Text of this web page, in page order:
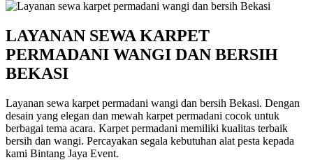
LAYANAN SEWA KARPET
PERMADANI WANGI DAN BERSIH
BEKASI
Layanan sewa karpet permadani wangi dan bersih Bekasi. Dengan
desain yang elegan dan mewah karpet permadani cocok untuk
berbagai tema acara. Karpet permadani memiliki kualitas terbaik
bersih dan wangi. Percayakan segala kebutuhan alat pesta kepada
kami Bintang Jaya Event.